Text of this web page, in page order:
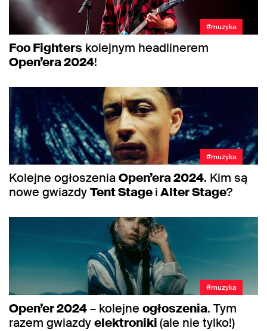
#muzyka
Foo Fighters kolejnym headlinerem
Open’era 2024!
#muzyka
Kolejne ogłoszeniaOpen’era 2024. Kim są
nowe gwiazdyTent StageiAlter Stage?
#muzyka
Open’er 2024– kolejne ogłoszenia. Tym
razem gwiazdyelektroniki(ale nie tylko!)